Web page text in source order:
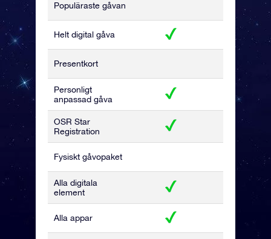
Populäraste gåvan
Helt digital gåva
Presentkort
Personligt
anpassad gåva
OSR Star
Registration
Fysiskt gåvopaket
Alla digitala
element
Alla appar